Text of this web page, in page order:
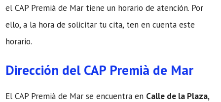
el CAP Premià de Mar tiene un horario de atención. Por
ello, a la hora de solicitar tu cita, ten en cuenta este
horario.
Dirección del CAP Premià de Mar
El CAP Premià de Mar se encuentra en Calle de la Plaza,